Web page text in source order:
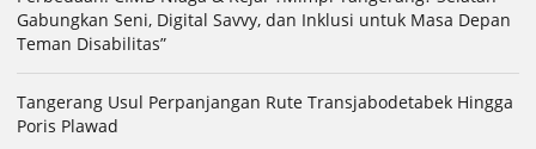
Gabungkan Seni, Digital Savvy, dan Inklusi untuk Masa Depan
Teman Disabilitas”
Tangerang Usul Perpanjangan Rute Transjabodetabek Hingga
Poris Plawad